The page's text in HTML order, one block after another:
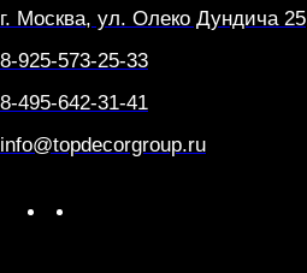
г. Москва, ул. Олеко Дундича 25
8-925-573-25-33
8-495-642-31-41
info@topdecorgroup.ru